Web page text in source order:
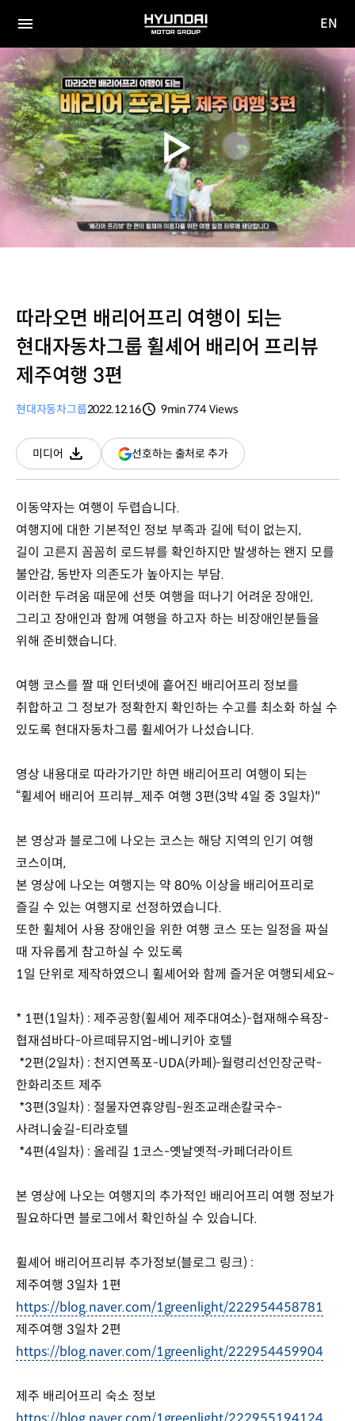
전체
메뉴
HYUNDAI
MOTOR
GROUP
사이
이동
EN
따라오면 배리어프리 여행이 되는
현대자동차그룹 휠셰어 배리어 프리뷰
제주여행 3편
현대자동차그룹2022.12.16
9min774 Views
미디어
다운로드
선호하는 출처로 추가(새
창
이동약자는 여행이 두렵습니다.
여행지에 대한 기본적인 정보 부족과 길에 턱이 없는지,
길이 고른지 꼼꼼히 로드뷰를 확인하지만 발생하는 왠지 모를
불안감, 동반자 의존도가 높아지는 부담.
이러한 두려움 때문에 선뜻 여행을 떠나기 어려운 장애인,
그리고 장애인과 함께 여행을 하고자 하는 비장애인분들을
위해 준비했습니다.
여행 코스를 짤 때 인터넷에 흩어진 배리어프리 정보를
취합하고 그 정보가 정확한지 확인하는 수고를 최소화 하실 수
있도록 현대자동차그룹 휠셰어가 나섰습니다.
영상 내용대로 따라가기만 하면 배리어프리 여행이 되는
“휠셰어 배리어 프리뷰_제주 여행 3편(3박 4일 중 3일차)"
본 영상과 블로그에 나오는 코스는 해당 지역의 인기 여행
코스이며,
본 영상에 나오는 여행지는 약 80% 이상을 배리어프리로
즐길 수 있는 여행지로 선정하였습니다.
또한 휠체어 사용 장애인을 위한 여행 코스 또는 일정을 짜실
때 자유롭게 참고하실 수 있도록
1일 단위로 제작하였으니 휠셰어와 함께 즐거운 여행되세요~
* 1편(1일차) : 제주공항(휠셰어 제주대여소)-협재해수욕장-
협재섬바다-아르떼뮤지엄-베니키아 호텔
*2편(2일차) : 천지연폭포-UDA(카페)-월령리선인장군락-
한화리조트 제주
*3편(3일차) : 절물자연휴양림-원조교래손칼국수-
사려니숲길-티라호텔
*4편(4일차) : 올레길 1코스-옛날옛적-카페더라이트
본 영상에 나오는 여행지의 추가적인 배리어프리 여행 정보가
필요하다면 블로그에서 확인하실 수 있습니다.
휠셰어 배리어프리뷰 추가정보(블로그 링크) :
제주여행 3일차 1편
https://blog.naver.com/1greenlight/222954458781
제주여행 3일차 2편
https://blog.naver.com/1greenlight/222954459904
제주 배리어프리 숙소 정보